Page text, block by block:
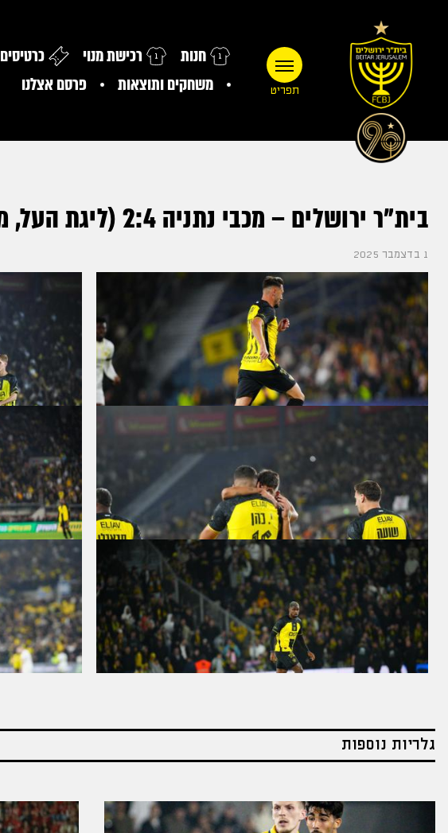
תפריט
חנות רכישת מנוי כרטיסים
משחקים ותוצאות
פרסם אצלנו
בית"ר ירושלים – מכבי נתניה 2:4 (ליגת העל, מחזור 11, אצטדיון טדי)
1 בדצמבר 2025
גלריות נוספות